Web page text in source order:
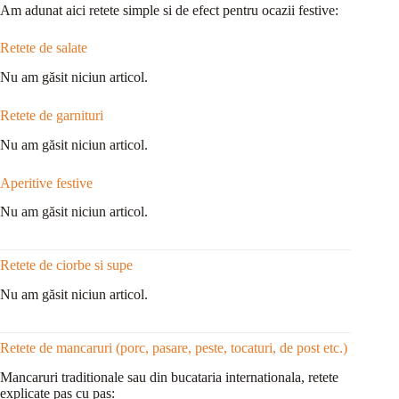
Am adunat aici retete simple si de efect pentru ocazii festive:
Retete de salate
Nu am găsit niciun articol.
Retete de garnituri
Nu am găsit niciun articol.
Aperitive festive
Nu am găsit niciun articol.
Retete de ciorbe si supe
Nu am găsit niciun articol.
Retete de mancaruri (porc, pasare, peste, tocaturi, de post etc.)
Mancaruri traditionale sau din bucataria internationala, retete
explicate pas cu pas: